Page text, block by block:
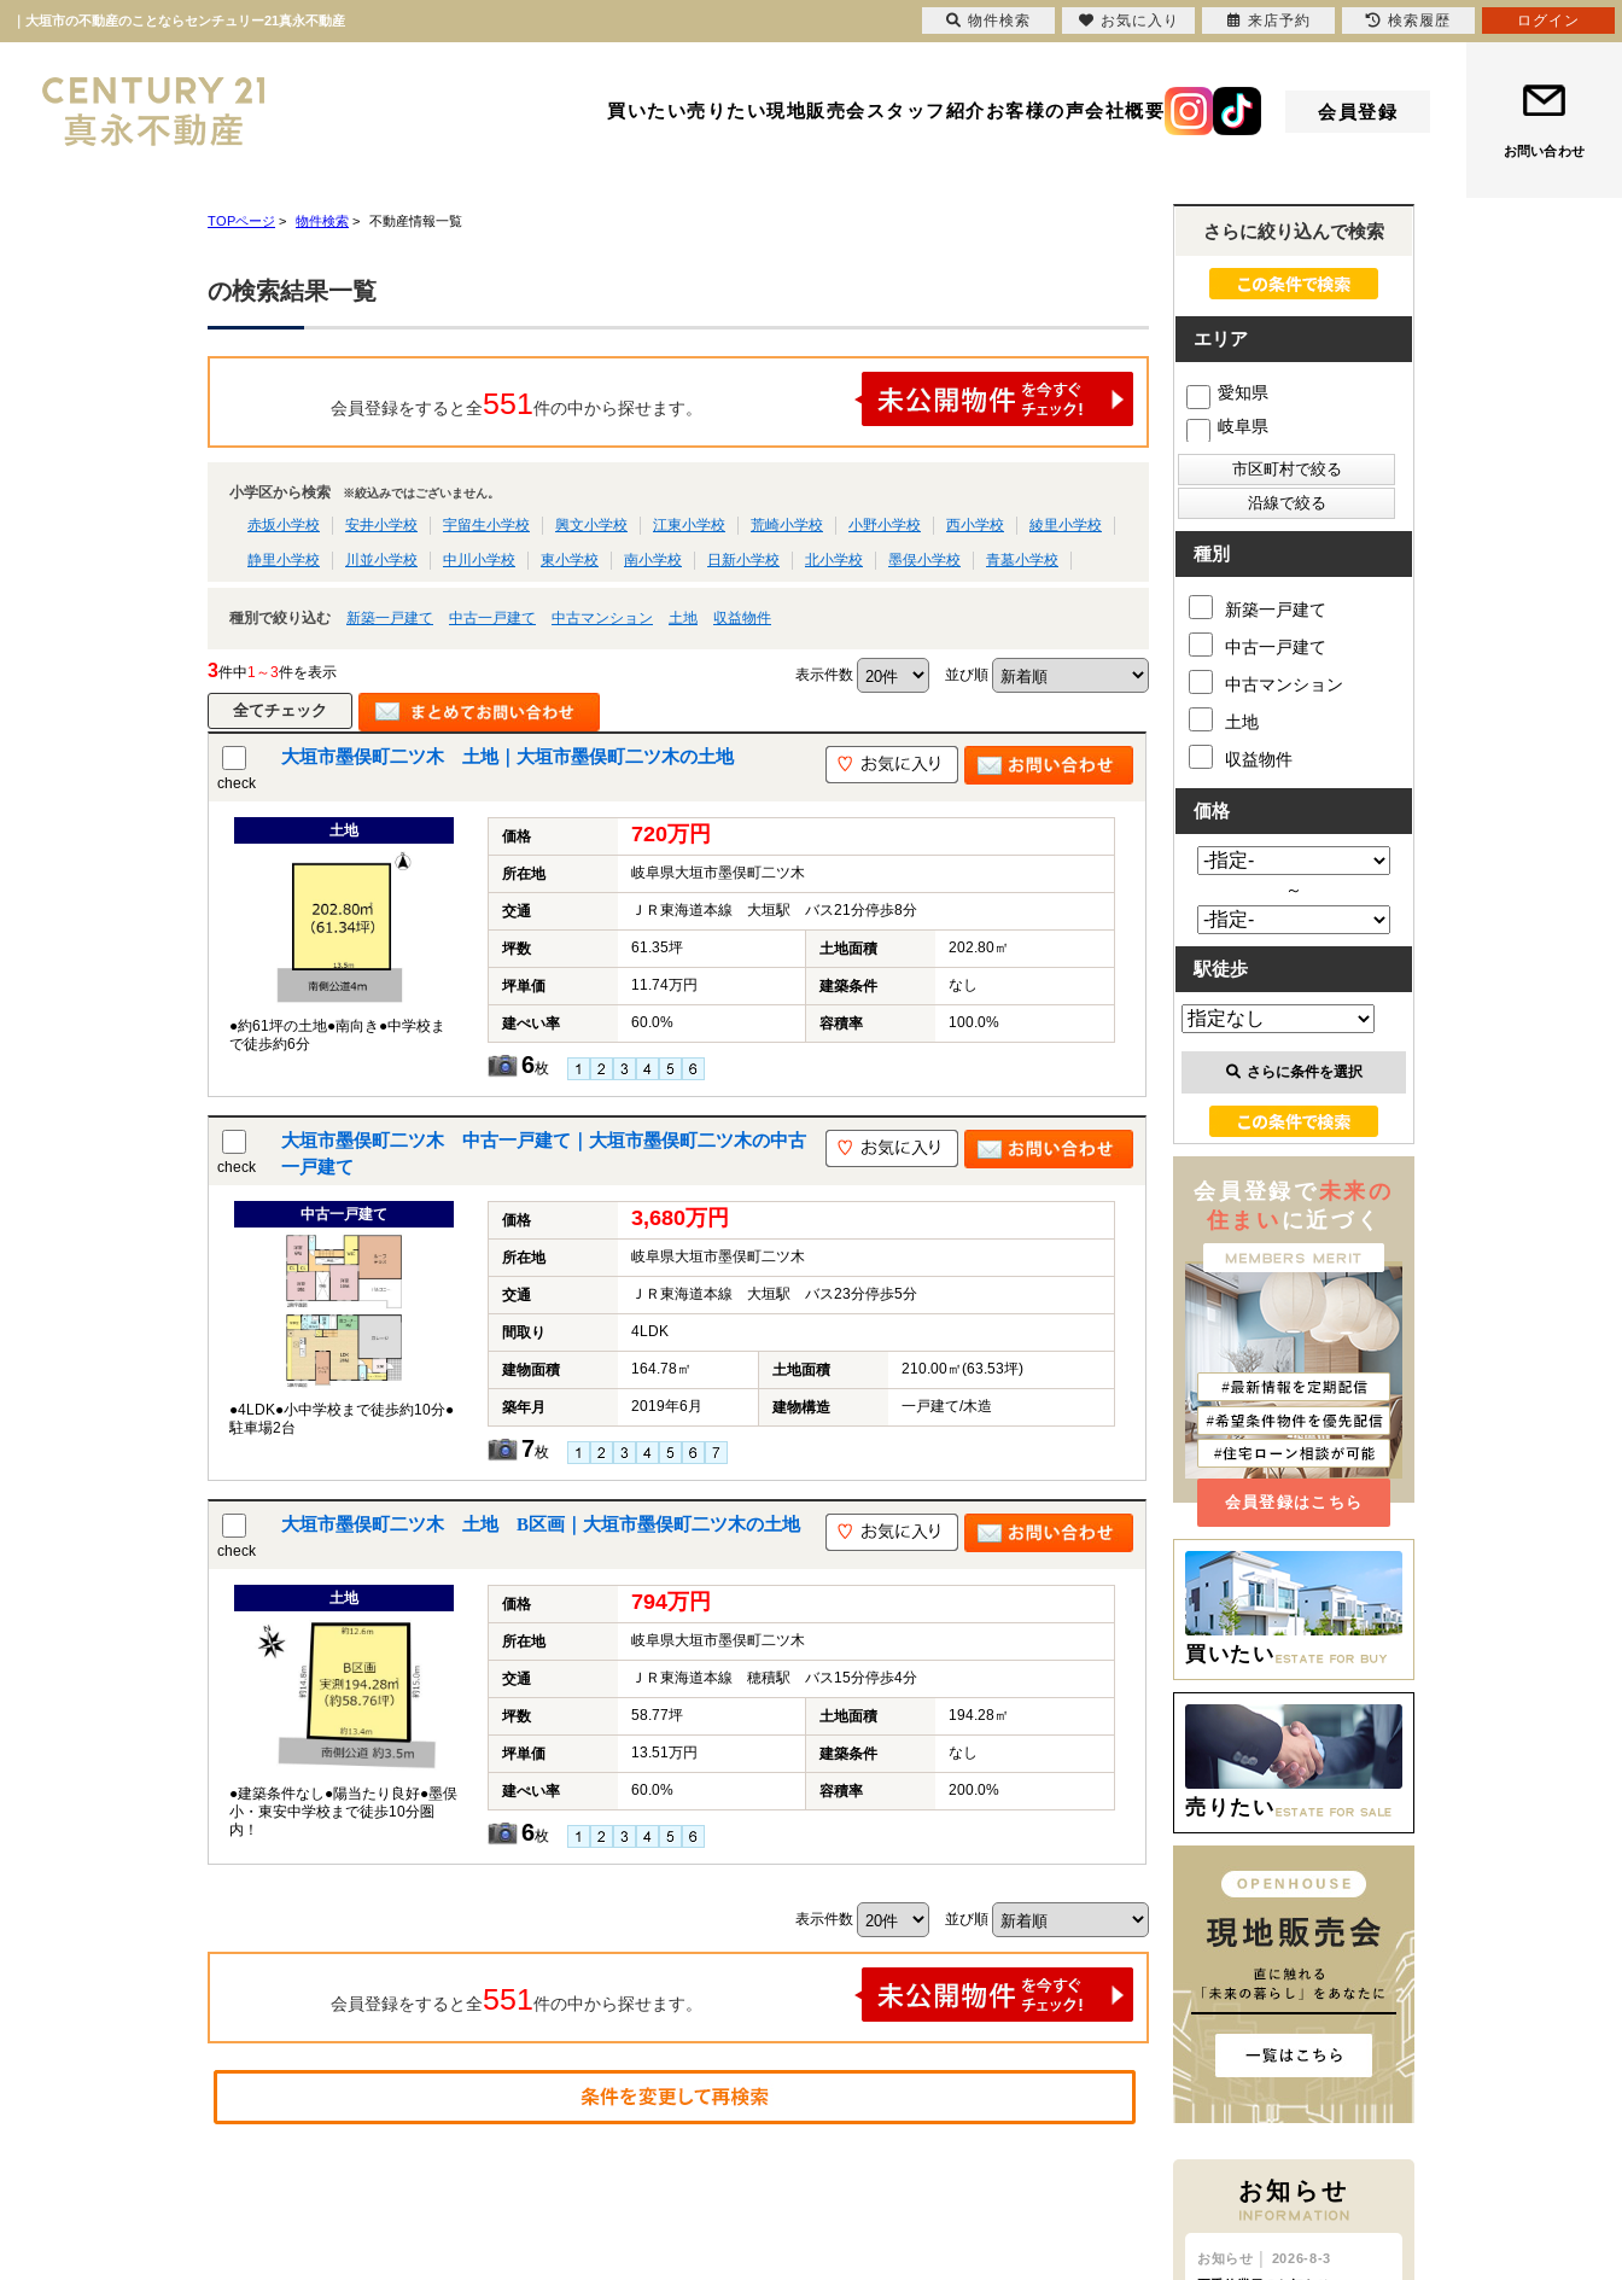
｜大垣市の不動産のことならセンチュリー21真永不動産
買いたい売りたい現地販売会スタッフ紹介お客様の声会社概要 会員登録
お問い合わせ
TOPページ > 物件検索 > 不動産情報一覧
の検索結果一覧
会員登録をすると全551件の中から探せます。
小学区から検索 ※絞込みではございません。
赤坂小学校 安井小学校 宇留生小学校 興文小学校 江東小学校 荒崎小学校 小野小学校 西小学校 綾里小学校
静里小学校 川並小学校 中川小学校 東小学校 南小学校 日新小学校 北小学校 墨俣小学校 青墓小学校
種別で絞り込む 新築一戸建て 中古一戸建て 中古マンション 土地 収益物件
3件中1～3件を表示 表示件数 並び順
check
大垣市墨俣町二ツ木 土地｜大垣市墨俣町二ツ木の土地
土地
●約61坪の土地●南向き●中学校ま
で徒歩約6分
価格 720万円
所在地 岐阜県大垣市墨俣町二ツ木
交通 ＪＲ東海道本線 大垣駅 バス21分停歩8分
坪数 61.35坪 土地面積 202.80㎡
坪単価 11.74万円 建築条件 なし
建ぺい率 60.0% 容積率 100.0%
6枚
check
大垣市墨俣町二ツ木 中古一戸建て｜大垣市墨俣町二ツ木の中古
一戸建て
中古一戸建て
●4LDK●小中学校まで徒歩約10分●
駐車場2台
価格 3,680万円
所在地 岐阜県大垣市墨俣町二ツ木
交通 ＪＲ東海道本線 大垣駅 バス23分停歩5分
間取り 4LDK
建物面積 164.78㎡ 土地面積 210.00㎡(63.53坪)
築年月 2019年6月 建物構造 一戸建て/木造
7枚
check
大垣市墨俣町二ツ木 土地 B区画｜大垣市墨俣町二ツ木の土地
土地
●建築条件なし●陽当たり良好●墨俣
小・東安中学校まで徒歩10分圏
内！
価格 794万円
所在地 岐阜県大垣市墨俣町二ツ木
交通 ＪＲ東海道本線 穂積駅 バス15分停歩4分
坪数 58.77坪 土地面積 194.28㎡
坪単価 13.51万円 建築条件 なし
建ぺい率 60.0% 容積率 200.0%
6枚
表示件数 並び順
会員登録をすると全551件の中から探せます。
さらに絞り込んで検索
エリア
愛知県
岐阜県
種別
新築一戸建て
中古一戸建て
中古マンション
土地
収益物件
価格
～
駅徒歩
さらに条件を選択
会員登録で未来の
住まい に近づく
会員登録はこちら
買いたい
売りたい
お知らせ
物件検索 お気に入り 来店予約 検索履歴 ログイン